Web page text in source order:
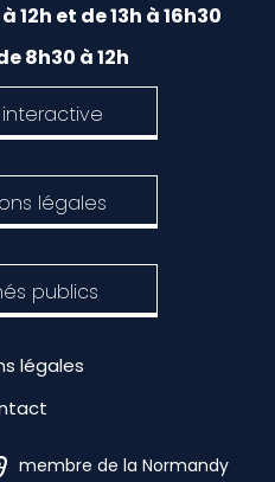
12h et de 13h à 16h30
8h30 à 12h
légales
publics
légales
membre de la Normandy